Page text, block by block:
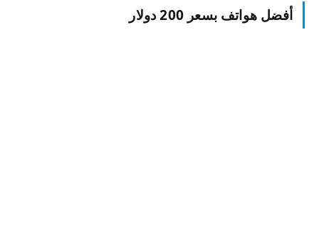
أفضل هواتف بسعر 200 دولار